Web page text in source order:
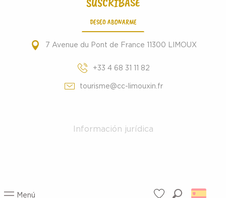
Menú
DESEO ABONARME
7 Avenue du Pont de France 11300 LIMOUX
+33 4 68 31 11 82
tourisme@cc-limouxin.fr
Información jurídica